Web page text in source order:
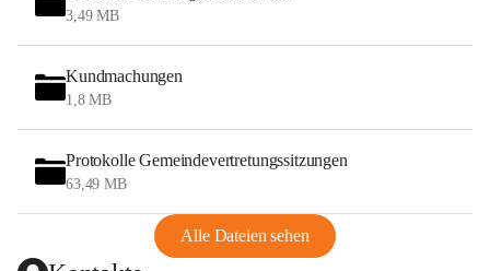
3,49 MB
Kundmachungen
1,8 MB
Protokolle Gemeindevertretungssitzungen
63,49 MB
Alle Dateien sehen